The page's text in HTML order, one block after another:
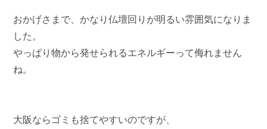
おかげさまで、かなり仏壇回りが明るい雰囲気になりま
した。
やっぱり物から発せられるエネルギーって侮れません
ね。
大阪ならゴミも捨てやすいのですが、